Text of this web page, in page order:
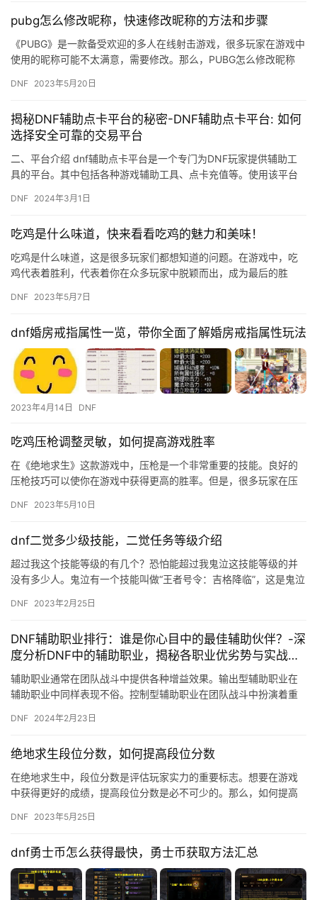
pubg怎么修改昵称，快速修改昵称的方法和步骤
《PUBG》是一款备受欢迎的多人在线射击游戏，很多玩家在游戏中
使用的昵称可能不太满意，需要修改。那么，PUBG怎么修改昵称
DNF 2023年5月20日
揭秘DNF辅助点卡平台的秘密-DNF辅助点卡平台: 如何
选择安全可靠的交易平台
二、平台介绍 dnf辅助点卡平台是一个专门为DNF玩家提供辅助工
具的平台。其中包括各种游戏辅助工具、点卡充值等。使用该平台
DNF 2024年3月1日
吃鸡是什么味道，快来看看吃鸡的魅力和美味！
吃鸡是什么味道，这是很多玩家们都想知道的问题。在游戏中，吃
鸡代表着胜利，代表着你在众多玩家中脱颖而出，成为最后的胜
是很特…
DNF 2023年5月7日
dnf婚房戒指属性一览，带你全面了解婚房戒指属性玩法
2023年4月14日 DNF
吃鸡压枪调整灵敏，如何提高游戏胜率
在《绝地求生》这款游戏中，压枪是一个非常重要的技能。良好的
压枪技巧可以使你在游戏中获得更高的胜率。但是，很多玩家在压
响了游…
DNF 2023年5月10日
dnf二觉多少级技能，二觉任务等级介绍
超过我这个技能等级的有几个？恐怕能超过我鬼泣这技能等级的并
没有多少人。鬼泣有一个技能叫做“王者号令：吉格降临”，这是鬼泣
DNF 2023年2月25日
DNF辅助职业排行：谁是你心目中的最佳辅助伙伴？-深
度分析DNF中的辅助职业，揭秘各职业优劣势与实战表
现
辅助职业通常在团队战斗中提供各种增益效果。输出型辅助职业在
辅助职业中同样表现不俗。控制型辅助职业在团队战斗中扮演着重
DNF 2024年2月23日
绝地求生段位分数，如何提高段位分数
在绝地求生中，段位分数是评估玩家实力的重要标志。想要在游戏
中获得更好的成绩，提高段位分数是必不可少的。那么，如何提高
巧。 1…
DNF 2023年5月25日
dnf勇士币怎么获得最快，勇士币获取方法汇总